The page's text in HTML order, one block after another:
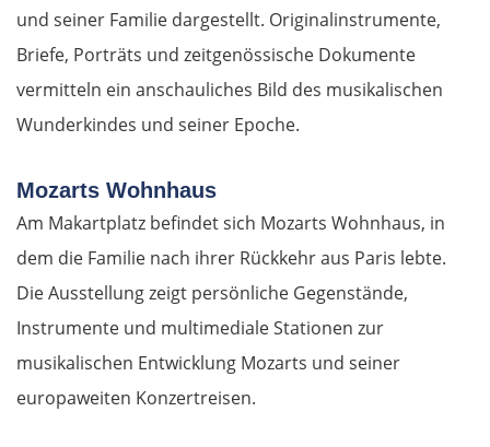
und seiner Familie dargestellt. Originalinstrumente,
Briefe, Porträts und zeitgenössische Dokumente
vermitteln ein anschauliches Bild des musikalischen
Wunderkindes und seiner Epoche.
Mozarts Wohnhaus
Am Makartplatz befindet sich Mozarts Wohnhaus, in
dem die Familie nach ihrer Rückkehr aus Paris lebte.
Die Ausstellung zeigt persönliche Gegenstände,
Instrumente und multimediale Stationen zur
musikalischen Entwicklung Mozarts und seiner
europaweiten Konzertreisen.